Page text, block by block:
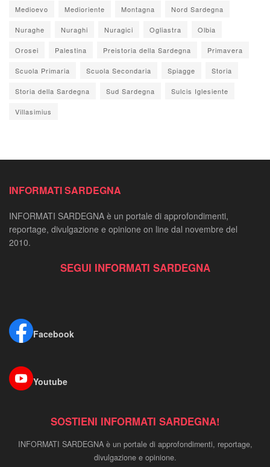
Medioevo Medioriente Montagna Nord Sardegna
Nuraghe Nuraghi Nuragici Ogliastra Olbia
Orosei Palestina Preistoria della Sardegna Primavera
Scuola Primaria Scuola Secondaria Spiagge Storia
Storia della Sardegna Sud Sardegna Sulcis Iglesiente
Villasimius
INFORMATI SARDEGNA
INFORMATI SARDEGNA è un portale di approfondimenti,
reportage, divulgazione e opinione on line dal novembre del
2010.
SEGUI INFORMATI SARDEGNA
Facebook
Youtube
SOSTIENI INFORMATI SARDEGNA!
INFORMATI SARDEGNA è un portale di approfondimenti, reportage,
divulgazione e opinione.